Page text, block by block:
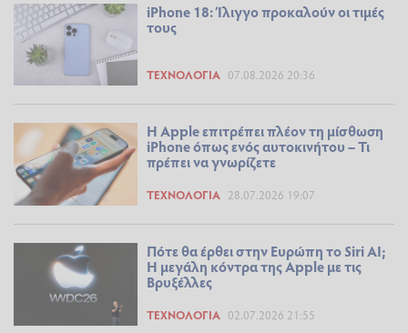
iPhone 18: Ίλιγγο προκαλούν οι τιμές
τους
ΤΕΧΝΟΛΟΓΊΑ 07.08.2026 20:36
Η Apple επιτρέπει πλέον τη μίσθωση
iPhone όπως ενός αυτοκινήτου – Τι
πρέπει να γνωρίζετε
ΤΕΧΝΟΛΟΓΊΑ 28.07.2026 19:07
Πότε θα έρθει στην Ευρώπη το Siri AI;
Η μεγάλη κόντρα της Apple με τις
Βρυξέλλες
ΤΕΧΝΟΛΟΓΊΑ 02.07.2026 21:55